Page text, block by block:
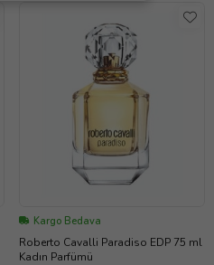
Kargo Bedava
Roberto Cavalli Paradiso EDP 75 ml
Kadın Parfümü